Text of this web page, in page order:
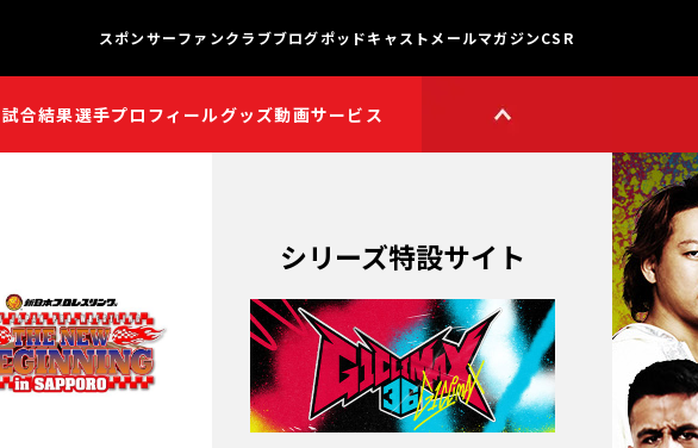
試合結果選手プロフィールグッズ動画サービス
獣神サンダー・ライガー
矢野通プロデュース!!
スイーツ真壁チャンネル
聖帝タイチのゲーム実況
チャンネル
鷹木信悟ちゃんねる
スポンサーファンクラブブログポッドキャスト メールマガジンCSR
シリーズ特設サイト